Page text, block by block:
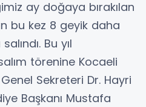
ay doğaya bırakılan
bu kez 8 geyik daha
Bu yıl
törenine Kocaeli
Sekreteri Dr. Hayri
Başkanı Mustafa